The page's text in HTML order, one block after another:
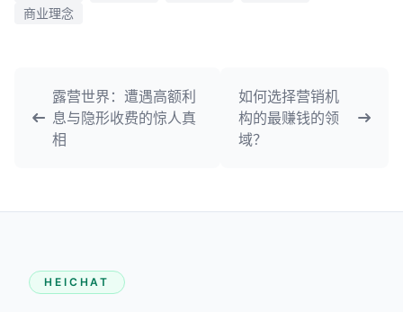
商业理念
露营世界：遭遇高额利
息与隐形收费的惊人真
相
如何选择营销机
构的最赚钱的领
域？
HEICHAT